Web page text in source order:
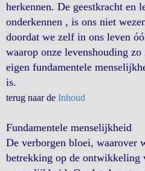
herkennen. De geestkracht en
onderkennen , is ons niet
doordat we zelf in ons leven
waarop onze levenshouding
eigen fundamentele
is.
terug naar de Inhoud
Fundamentele menselijkheid
De verborgen bloei, waarover
betrekking op de ontwikkeling